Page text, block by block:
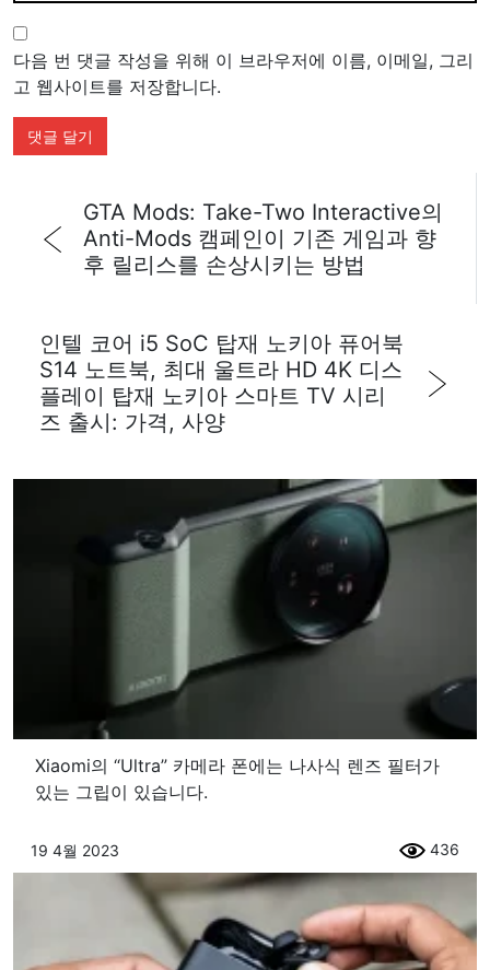
다음 번 댓글 작성을 위해 이 브라우저에 이름, 이메일, 그리
고 웹사이트를 저장합니다.
GTA Mods: Take-Two Interactive의
Anti-Mods 캠페인이 기존 게임과 향
후 릴리스를 손상시키는 방법
인텔 코어 i5 SoC 탑재 노키아 퓨어북
S14 노트북, 최대 울트라 HD 4K 디스
플레이 탑재 노키아 스마트 TV 시리
즈 출시: 가격, 사양
Xiaomi의 “Ultra” 카메라 폰에는 나사식 렌즈 필터가
있는 그립이 있습니다.
19 4월 2023 436